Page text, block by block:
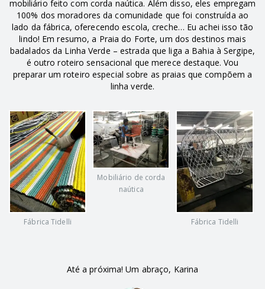
mobiliário feito com corda naútica. Além disso, eles empregam
100% dos moradores da comunidade que foi construída ao
lado da fábrica, oferecendo escola, creche… Eu achei isso tão
lindo! Em resumo, a Praia do Forte, um dos destinos mais
badalados da Linha Verde – estrada que liga a Bahia à Sergipe,
é outro roteiro sensacional que merece destaque. Vou
preparar um roteiro especial sobre as praias que compõem a
linha verde.
Fábrica Tidelli
Mobiliário de corda
naútica
Fábrica Tidelli
Até a próxima! Um abraço, Karina